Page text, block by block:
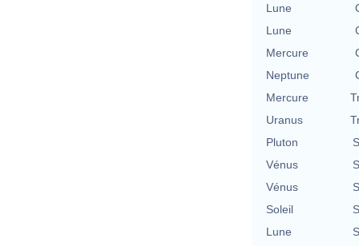
Lune
Lune
Mercure
Neptune
Mercure
Uranus
Pluton
Vénus
Vénus
Soleil
Lune